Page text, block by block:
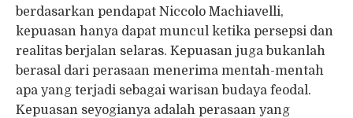
berdasarkan pendapat Niccolo Machiavelli,
kepuasan hanya dapat muncul ketika persepsi dan
realitas berjalan selaras. Kepuasan juga bukanlah
berasal dari perasaan menerima mentah-mentah
apa yang terjadi sebagai warisan budaya feodal.
Kepuasan seyogianya adalah perasaan yang